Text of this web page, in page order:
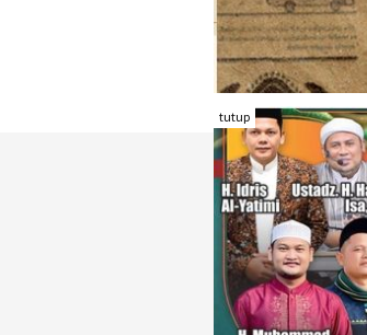
TENTANG RAMBU KOTA
KONTAK KAMI
KARIR
tutup